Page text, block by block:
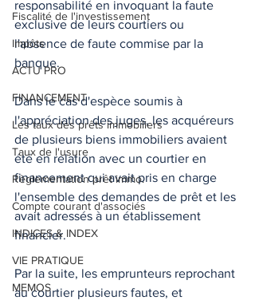
Fiscalité de l'investissement
Impôts
ACTU PRO
FINANCEMENT
Les taux des prêts immobiliers
Taux de l'usure
Règlementation prêt immo.
Compte courant d'associés
INDICES & INDEX
VIE PRATIQUE
MEMOS
responsabilité en invoquant la faute
exclusive de leurs courtiers ou
l'absence de faute commise par la
banque.
Dans le cas d'espèce soumis à
l'appréciation des juges, les acquéreurs
de plusieurs biens immobiliers avaient
été en relation avec un courtier en
financement qui avait pris en charge
l'ensemble des demandes de prêt et les
avait adressés à un établissement
financier.
Par la suite, les emprunteurs reprochant
au courtier plusieurs fautes, et